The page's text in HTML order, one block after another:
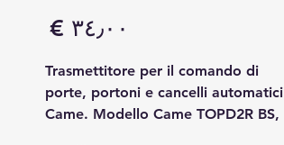
السعر
Trasmettitore per il comando di
porte, portoni e cancelli automatici
Came. Modello Came TOPD2R BS,